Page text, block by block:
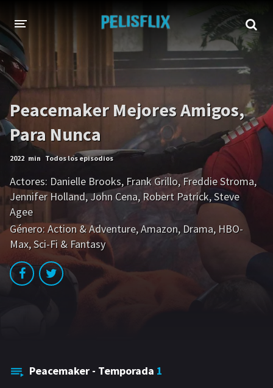
INICIO
AHORA EN TRANSMISIÓN
Netflix Amazon
Disney HBO-Max
Vivamax Vix+Original
Hulu
GÉNEROS
Peacemaker Mejores Amigos,
Para Nunca
2022 min Todos los episodios
Actores: Danielle Brooks, Frank Grillo, Freddie Stroma,
Jennifer Holland,John Cena, Robert Patrick,Steve
Agee
Género:Action & Adventure,Amazon, Drama, HBO-
Max,Sci-Fi & Fantasy
Peacemaker - Temporada 1